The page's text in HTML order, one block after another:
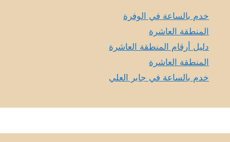
خدم بالساعة في الوفرة
المنطقة العاشرة
دليل أرقام المنطقة العاشرة
المنطقة العاشرة
خدم بالساعة في جابر العلي